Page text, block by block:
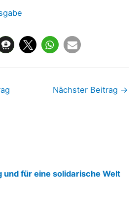
Nächster Beitrag →
und für eine solidarische Welt: